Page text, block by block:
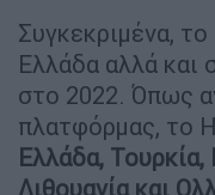
Συγκεκριμένα,
Ελλάδα αλλά και
στο 2022. Όπως
πλατφόρμας, το
Ελλάδα, Τουρκία,
Λιθουανία και